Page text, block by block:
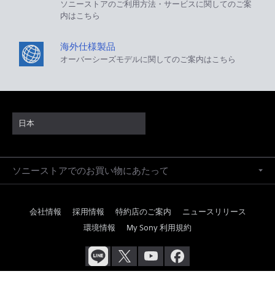
ソニーストアのご利用方法・サービスに関してのご案
内はこちら
海外仕様製品
オーバーシーズモデルに関してのご案内はこちら
日本
ソニーストアでのお買い物にあたって
会社情報 採用情報 特約店のご案内
ニュースリリース
環境情報
My Sony 利用規約